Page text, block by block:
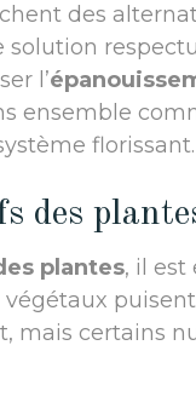
des
solution
l’
ensemble
florissant.
des
plantes, il est
mais certains